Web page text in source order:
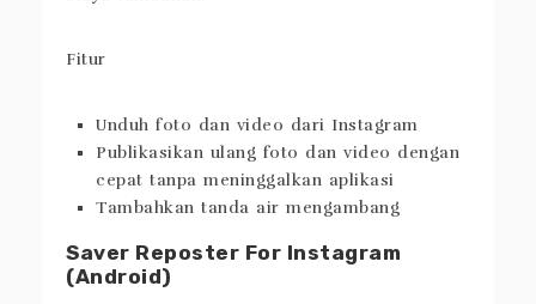
biaya tambahan.
Fitur
Unduh foto dan video dari Instagram
cepat tanpa meninggalkan aplikasi
Tambahkan tanda air mengambang